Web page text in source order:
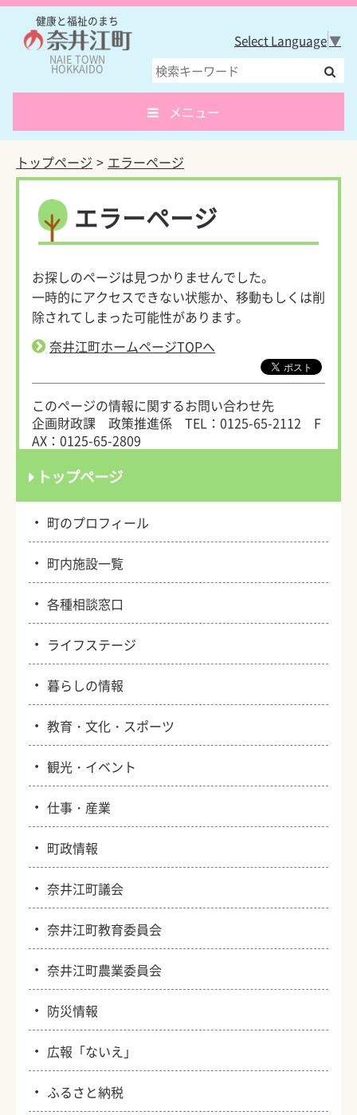
健康と福祉のまち
NAIE TOWN
HOKKAIDO
Select Language▼
メニュー
トップページ エラーページ
エラーページ
お探しのページは見つかりませんでした。
一時的にアクセスできない状態か、移動もしくは削
除されてしまった可能性があります。
奈井江町ホームページTOPへ
このページの情報に関するお問い合わせ先
企画財政課 政策推進係
TEL：0125-65-2112
F
AX：0125-65-2809
トップページ
・ 町のプロフィール
・ 町内施設一覧
・各種相談窓口
・ ライフステージ
・暮らしの情報
・教育・文化・スポーツ
・観光・イベント
・仕事・産業
・ 町政情報
・奈井江町議会
・奈井江町教育委員会
・奈井江町農業委員会
・ 防災情報
・ 広報「ないえ」
・ ふるさと納税